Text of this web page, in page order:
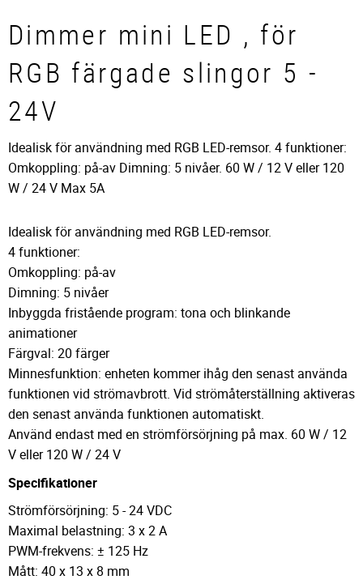
Dimmer mini LED , för
RGB färgade slingor 5 -
24V
​Idealisk för användning med RGB LED-remsor. 4 funktioner:
Omkoppling: på-av Dimning: 5 nivåer. 60 W / 12 V eller 120
W / 24 V Max 5A
Idealisk för användning med RGB LED-remsor.
4 funktioner:
Omkoppling: på-av
Dimning: 5 nivåer
Inbyggda fristående program: tona och blinkande
animationer
Färgval: 20 färger
Minnesfunktion: enheten kommer ihåg den senast använda
funktionen vid strömavbrott. Vid strömåterställning aktiveras
den senast använda funktionen automatiskt.
Använd endast med en strömförsörjning på max. 60 W / 12
V eller 120 W / 24 V
Specifikationer
Strömförsörjning: 5 - 24 VDC
Maximal belastning: 3 x 2 A
PWM-frekvens: ± 125 Hz
Mått: 40 x 13 x 8 mm